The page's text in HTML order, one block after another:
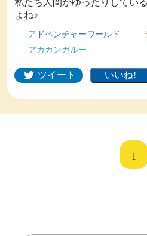
私たち人間がゆったりしてい
よね♪
アドベンチャーワールド
アカカンガルー
ツイート
1